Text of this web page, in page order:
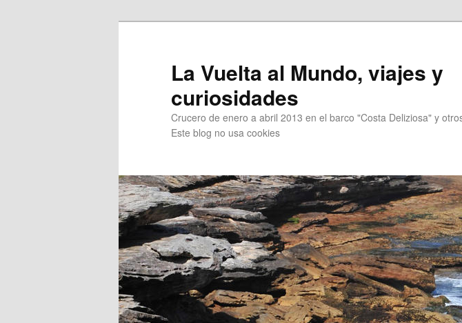
La Vuelta al Mundo, viajes y
curiosidades
Crucero de enero a abril 2013 en el barco "Costa Deliziosa" y
Este blog no usa cookies